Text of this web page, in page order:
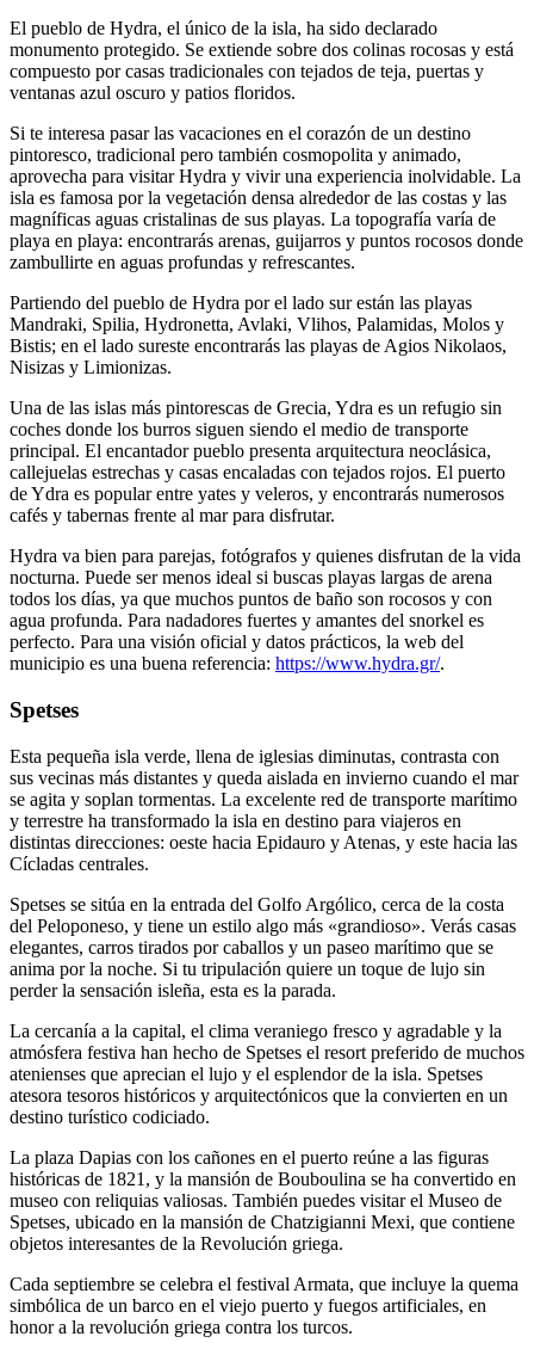
El pueblo de Hydra, el único de la isla, ha sido declarado
monumento protegido. Se extiende sobre dos colinas rocosas y está
compuesto por casas tradicionales con tejados de teja, puertas y
ventanas azul oscuro y patios floridos.
Si te interesa pasar las vacaciones en el corazón de un destino
pintoresco, tradicional pero también cosmopolita y animado,
aprovecha para visitar Hydra y vivir una experiencia inolvidable. La
isla es famosa por la vegetación densa alrededor de las costas y las
magníficas aguas cristalinas de sus playas. La topografía varía de
playa en playa: encontrarás arenas, guijarros y puntos rocosos donde
zambullirte en aguas profundas y refrescantes.
Partiendo del pueblo de Hydra por el lado sur están las playas
Mandraki, Spilia, Hydronetta, Avlaki, Vlihos, Palamidas, Molos y
Bistis; en el lado sureste encontrarás las playas de Agios Nikolaos,
Nisizas y Limionizas.
Una de las islas más pintorescas de Grecia, Ydra es un refugio sin
coches donde los burros siguen siendo el medio de transporte
principal. El encantador pueblo presenta arquitectura neoclásica,
callejuelas estrechas y casas encaladas con tejados rojos. El puerto
de Ydra es popular entre yates y veleros, y encontrarás numerosos
cafés y tabernas frente al mar para disfrutar.
Hydra va bien para parejas, fotógrafos y quienes disfrutan de la vida
nocturna. Puede ser menos ideal si buscas playas largas de arena
todos los días, ya que muchos puntos de baño son rocosos y con
agua profunda. Para nadadores fuertes y amantes del snorkel es
perfecto. Para una visión oficial y datos prácticos, la web del
municipio es una buena referencia: https://www.hydra.gr/.
Spetses
Esta pequeña isla verde, llena de iglesias diminutas, contrasta con
sus vecinas más distantes y queda aislada en invierno cuando el mar
se agita y soplan tormentas. La excelente red de transporte marítimo
y terrestre ha transformado la isla en destino para viajeros en
distintas direcciones: oeste hacia Epidauro y Atenas, y este hacia las
Cícladas centrales.
Spetses se sitúa en la entrada del Golfo Argólico, cerca de la costa
del Peloponeso, y tiene un estilo algo más «grandioso». Verás casas
elegantes, carros tirados por caballos y un paseo marítimo que se
anima por la noche. Si tu tripulación quiere un toque de lujo sin
perder la sensación isleña, esta es la parada.
La cercanía a la capital, el clima veraniego fresco y agradable y la
atmósfera festiva han hecho de Spetses el resort preferido de muchos
atenienses que aprecian el lujo y el esplendor de la isla. Spetses
atesora tesoros históricos y arquitectónicos que la convierten en un
destino turístico codiciado.
La plaza Dapias con los cañones en el puerto reúne a las figuras
históricas de 1821, y la mansión de Bouboulina se ha convertido en
museo con reliquias valiosas. También puedes visitar el Museo de
Spetses, ubicado en la mansión de Chatzigianni Mexi, que contiene
objetos interesantes de la Revolución griega.
Cada septiembre se celebra el festival Armata, que incluye la quema
simbólica de un barco en el viejo puerto y fuegos artificiales, en
honor a la revolución griega contra los turcos.